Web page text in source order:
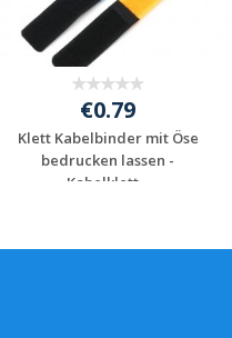
€0.79
Klett Kabelbinder mit Öse
bedrucken lassen -
Kabelklett...